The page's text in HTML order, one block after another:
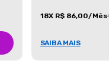
18X R$ 86,00/Mês
SAIBA MAIS